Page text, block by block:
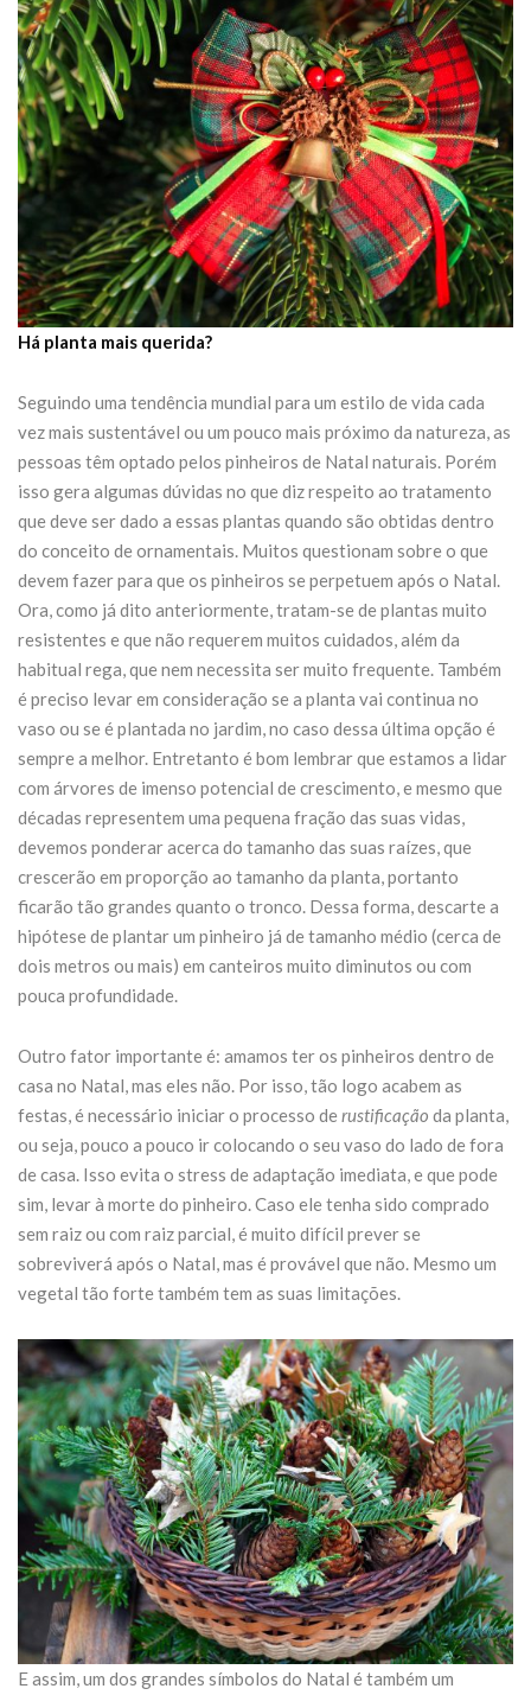
Há planta mais querida?
Seguindo uma tendência mundial para um estilo de vida cada
vez mais sustentável ou um pouco mais próximo da natureza, as
pessoas têm optado pelos pinheiros de Natal naturais. Porém
isso gera algumas dúvidas no que diz respeito ao tratamento
que deve ser dado a essas plantas quando são obtidas dentro
do conceito de ornamentais. Muitos questionam sobre o que
devem fazer para que os pinheiros se perpetuem após o Natal.
Ora, como já dito anteriormente, tratam-se de plantas muito
resistentes e que não requerem muitos cuidados, além da
habitual rega, que nem necessita ser muito frequente. Também
é preciso levar em consideração se a planta vai continua no
vaso ou se é plantada no jardim, no caso dessa última opção é
sempre a melhor. Entretanto é bom lembrar que estamos a lidar
com árvores de imenso potencial de crescimento, e mesmo que
décadas representem uma pequena fração das suas vidas,
devemos ponderar acerca do tamanho das suas raízes, que
crescerão em proporção ao tamanho da planta, portanto
ficarão tão grandes quanto o tronco. Dessa forma, descarte a
hipótese de plantar um pinheiro já de tamanho médio (cerca de
dois metros ou mais) em canteiros muito diminutos ou com
pouca profundidade.
Outro fator importante é: amamos ter os pinheiros dentro de
casa no Natal, mas eles não. Por isso, tão logo acabem as
festas, é necessário iniciar o processo derustificação da planta,
ou seja, pouco a pouco ir colocando o seu vaso do lado de fora
de casa. Isso evita o stress de adaptação imediata, e que pode
sim, levar à morte do pinheiro. Caso ele tenha sido comprado
sem raiz ou com raiz parcial, é muito difícil prever se
sobreviverá após o Natal, mas é provável que não. Mesmo um
vegetal tão forte também tem as suas limitações.
E assim, um dos grandes símbolos do Natal é também um